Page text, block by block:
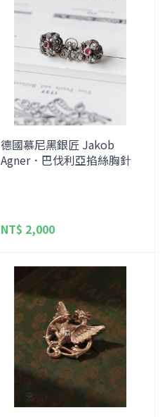
德國慕尼黑銀匠 Jakob
Agner．巴伐利亞掐絲胸針
NT$ 2,000